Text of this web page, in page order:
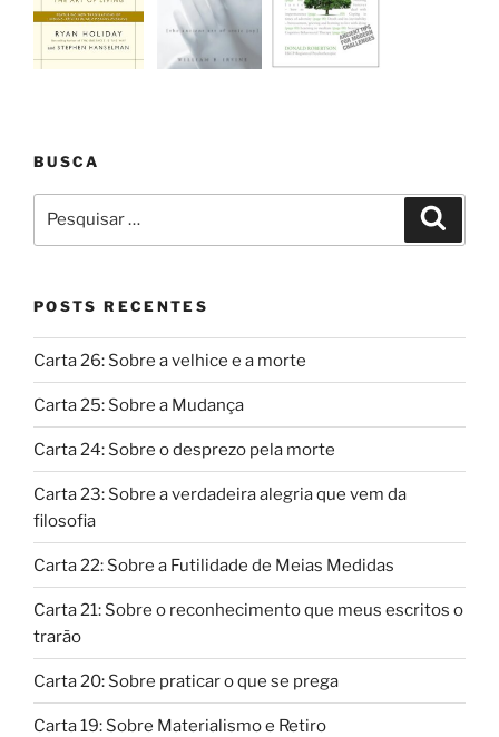
BUSCA
por:
POSTS RECENTES
Carta 26: Sobre a velhice e a morte
Carta 25: Sobre a Mudança
Carta 24: Sobre o desprezo pela morte
Carta 23: Sobre a verdadeira alegria que vem da
filosofia
Carta 22: Sobre a Futilidade de Meias Medidas
Carta 21: Sobre o reconhecimento que meus escritos o
trarão
Carta 20: Sobre praticar o que se prega
Carta 19: Sobre Materialismo e Retiro